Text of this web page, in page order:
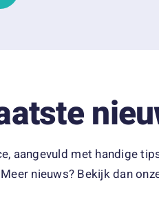
aangevuld met handige
nieuws? Bekijk dan